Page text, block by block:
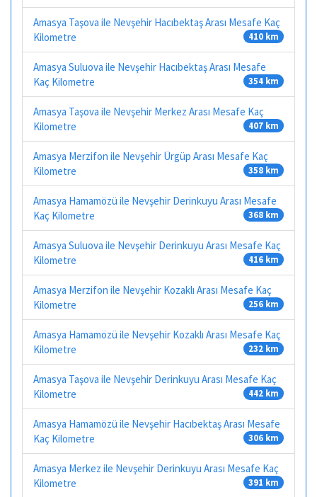
Amasya Taşova ile Nevşehir Hacıbektaş Arası Mesafe Kaç
Kilometre
410 km
Amasya Suluova ile Nevşehir Hacıbektaş Arası Mesafe
Kaç Kilometre
354 km
Amasya Taşova ile Nevşehir Merkez Arası Mesafe Kaç
Kilometre
407 km
Amasya Merzifon ile Nevşehir Ürgüp Arası Mesafe Kaç
Kilometre
358 km
Amasya Hamamözü ile Nevşehir Derinkuyu Arası Mesafe
Kaç Kilometre
368 km
Amasya Suluova ile Nevşehir Derinkuyu Arası Mesafe Kaç
Kilometre
416 km
Amasya Merzifon ile Nevşehir Kozaklı Arası Mesafe Kaç
Kilometre
256 km
Amasya Hamamözü ile Nevşehir Kozaklı Arası Mesafe Kaç
Kilometre
232 km
Amasya Taşova ile Nevşehir Derinkuyu Arası Mesafe Kaç
Kilometre
442 km
Amasya Hamamözü ile Nevşehir Hacıbektaş Arası Mesafe
Kaç Kilometre
306 km
Amasya Merkez ile Nevşehir Derinkuyu Arası Mesafe Kaç
Kilometre
391 km